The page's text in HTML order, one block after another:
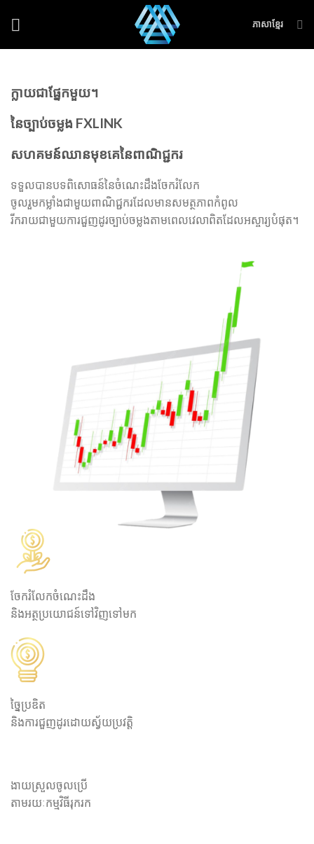
ភាសាខ្មែរ
ក្លាយជាផ្នែកមួយ។
នៃច្បាប់ចម្លង FXLINK
សហគមន៍ឈានមុខគេនៃពាណិជ្ជករ
ទទួលបានបទពិសោធន៍នៃចំណេះដឹងចែករំលែក
ចូលរួមកម្លាំងជាមួយពាណិជ្ជករដែលមានសមត្ថភាពកំពូល
រីករាយជាមួយការជួញដូរច្បាប់ចម្លងតាមពេលវេលាពិតដែលអស្ចារ្យបំផុត។
ចែករំលែកចំណេះដឹង
និងអត្ថប្រយោជន៍ទៅវិញទៅមក
ច្នៃប្រឌិត
និងការជួញដូរដោយស្វ័យប្រវត្តិ
ងាយស្រួលចូលប្រើ
តាមរយៈកម្មវិធីរុករក